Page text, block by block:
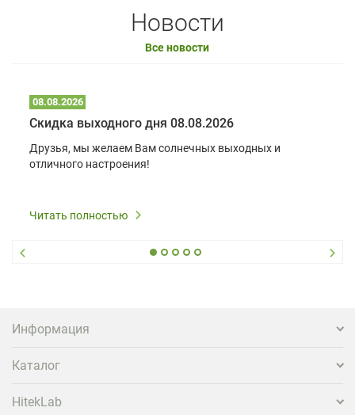
Новости
Все новости
08.08.2026
Скидка выходного дня 08.08.2026
Друзья, мы желаем Вам солнечных выходных и
отличного настроения!
Читать полностью
Информация
Каталог
HitekLab